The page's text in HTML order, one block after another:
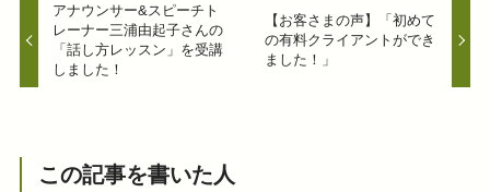
アナウンサー&スピーチト
レーナー三浦由起子さんの
「話し方レッスン」を受講
しました！
【お客さまの声】「初めて
の有料クライアントができ
ました！」
この記事を書いた人